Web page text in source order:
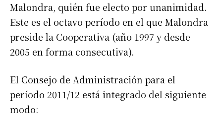
Malondra, quién fue electo por unanimidad.
Este es el octavo período en el que Malondra
preside la Cooperativa (año 1997 y desde
2005 en forma consecutiva).
El Consejo de Administración para el
período 2011/12 está integrado del siguiente
modo: